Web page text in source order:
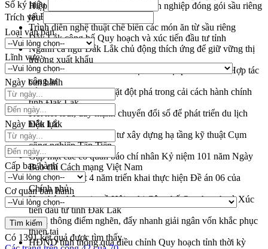
Hiệp khảo sát vùng trồng và doanh nghiệp đóng gói sầu riêng
tại Đắk Lắk
Trình diễn nghệ thuật chế biến các món ăn từ sầu riêng
Đắk Lắk công bố Quy hoạch và xúc tiến đầu tư tỉnh
Ngành cá ngừ Đắk Lắk chủ động thích ứng để giữ vững thị
trường xuất khẩu
Diễn đàn Kinh tế tư nhân Việt Nam đột phá cơ chế - Hợp tác
công tư
Đề án 06 tạo bước ngoặt đột phá trong cải cách hành chính
tỉnh Đắk Lắk
Kết nối tour, đẩy mạnh chuyển đổi số để phát triển du lịch
Đắk Lắk
Khởi động Dự án Đầu tư xây dựng hạ tầng kỹ thuật Cụm
công nghiệp Tân Tiến
Gặp mặt các cơ quan báo chí nhân Kỷ niệm 101 năm Ngày
Báo chí Cách mạng Việt Nam
Đắk Lắk sơ kết 4 năm triển khai thực hiện Đề án 06 của
Chính phủ
Họp báo thông tin về Hội nghị Công bố Quy hoạch và Xúc
tiến đầu tư tỉnh Đắk Lắk
Khơi thông điểm nghẽn, đẩy nhanh giải ngân vốn khắc phục
thiên tai
HĐND tỉnh thông qua điều chỉnh Quy hoạch tỉnh thời kỳ
Số ký hiệu
Trích yếu
Loại văn bản
Lĩnh vực
Ngày ban hành
Ngày hiệu lực
Cấp ban hành
Cơ quan ban hành
Có 1391kết quả được tìm thấy